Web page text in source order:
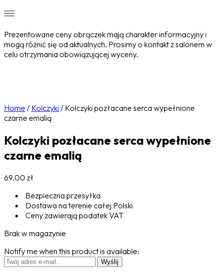
Prezentowane ceny obrączek mają charakter informacyjny i
mogą różnić się od aktualnych. Prosimy o kontakt z salonem w
celu otrzymania obowiązującej wyceny.
Home / Kolczyki / Kolczyki pozłacane serca wypełnione
czarne emalią
Kolczyki pozłacane serca wypełnione
czarne emalią
69.00 zł
Bezpieczna przesyłka
Dostawa na terenie całej Polski
Ceny zawierają podatek VAT
Brak w magazynie
Notify me when this product is available: